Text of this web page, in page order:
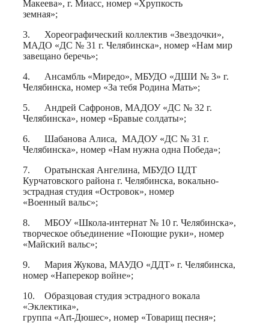
Макеева», г. Миасс, номер «Хрупкость
земная»;
3. Хореографический коллектив «Звездочки»,
МАДО «ДС № 31 г. Челябинска», номер «Нам мир
завещано беречь»;
4. Ансамбль «Миредо», МБУДО «ДШИ № 3» г.
Челябинска, номер «За тебя Родина Мать»;
5. Андрей Сафронов, МАДОУ «ДС № 32 г.
Челябинска», номер «Бравые солдаты»;
6. Шабанова Алиса, МАДОУ «ДС № 31 г.
Челябинска», номер «Нам нужна одна Победа»;
7. Оратынская Ангелина, МБУДО ЦДТ
Курчатовского района г. Челябинска, вокально-
эстрадная студия «Островок», номер
«Военный вальс»;
8. МБОУ «Школа-интернат № 10 г. Челябинска»,
творческое объединение «Поющие руки», номер
«Майский вальс»;
9. Мария Жукова, МАУДО «ДДТ» г. Челябинска,
номер «Наперекор войне»;
10. Образцовая студия эстрадного вокала
«Эклектика»,
группа «Art-Дюшес», номер «Товарищ песня»;